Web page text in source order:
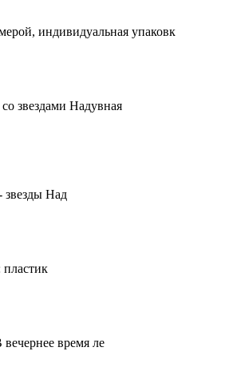
индивидуальная упаковк
звездами Надувная
Над
время ле